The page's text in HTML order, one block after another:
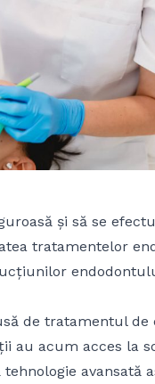
și să se
tratamentelor
de tratamentul de
au acum acces la
avansată